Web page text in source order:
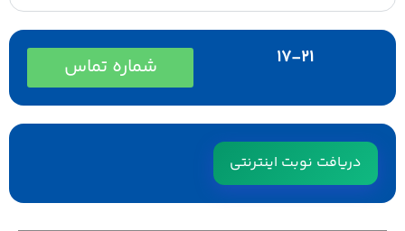
شماره تماس
دریافت نوبت اینترنتی